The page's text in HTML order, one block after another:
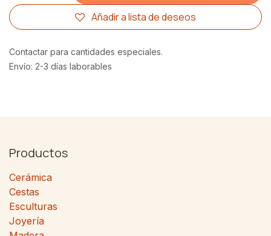
Añadir a lista de deseos
Contactar para cantidades especiales.
Envío: 2-3 días laborables
Productos
Cerámica
Cestas
Esculturas
Joyería